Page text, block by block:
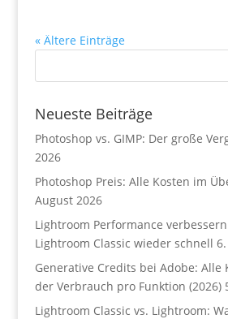
« Ältere Einträge
Neueste Beiträge
Photoshop vs. GIMP: Der große
2026
Photoshop Preis: Alle Kosten im
August 2026
Lightroom Performance
Lightroom Classic wieder schnell
Generative Credits bei Adobe: Alle
der Verbrauch pro Funktion (2026)
Lightroom Classic vs. Lightroom: